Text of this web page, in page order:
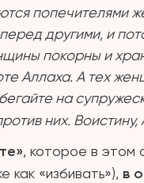
попечителями
другими, и
покорны и
Аллаха. А тех
на
них.
, которое в этом
как «избивать»), в